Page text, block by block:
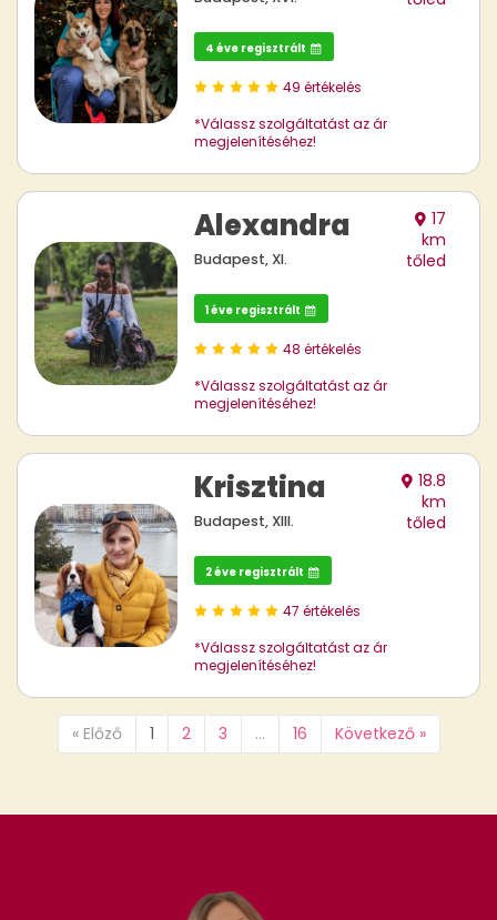
4 éve regisztrált
49 értékelés
*Válassz szolgáltatást az ár
megjelenítéséhez!
Alexandra
Budapest, XI.
17
km
tőled
1 éve regisztrált
48 értékelés
*Válassz szolgáltatást az ár
megjelenítéséhez!
Krisztina
Budapest, XIII.
18.8
km
tőled
2 éve regisztrált
47 értékelés
*Válassz szolgáltatást az ár
megjelenítéséhez!
« Előző 1 2 3 … 16 Következő »